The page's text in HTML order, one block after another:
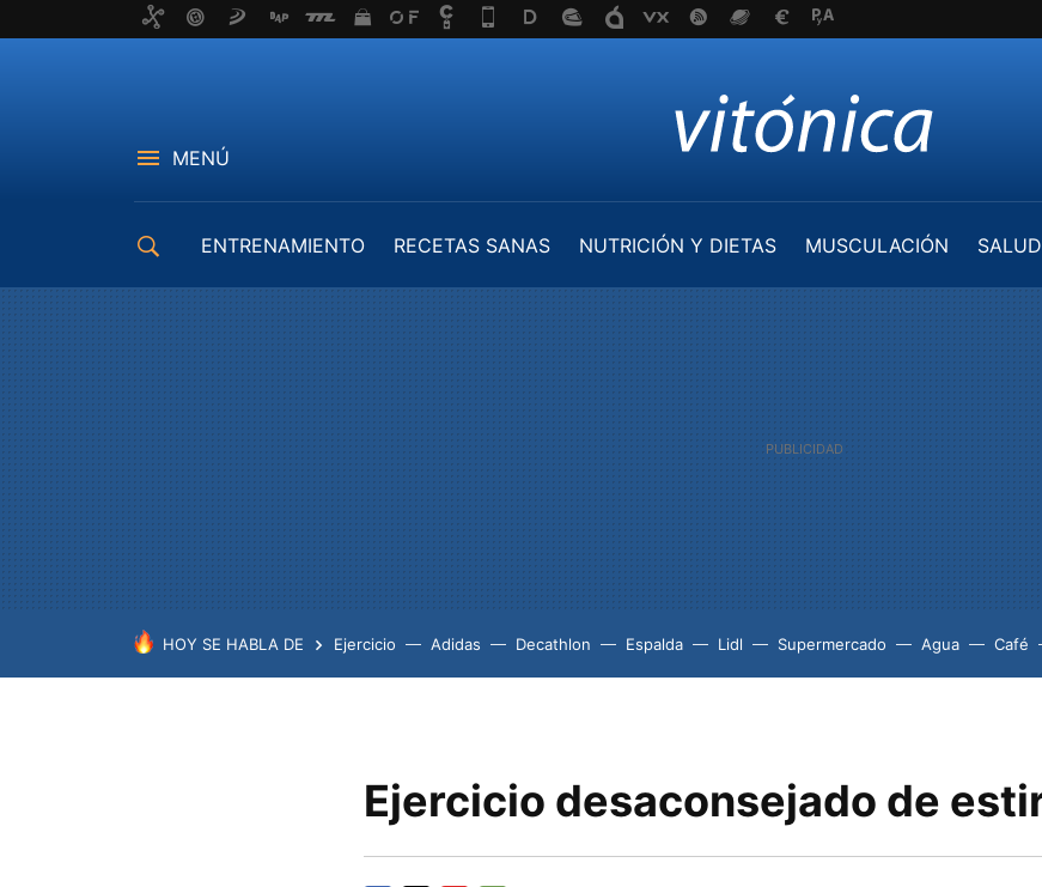
MENÚ
ENTRENAMIENTO RECETAS SANAS NUTRICIÓN Y DIETAS MUSCULACIÓN
HOY SE HABLA DE Ejercicio Adidas Decathlon Espalda Lidl Supermercado Agua Café
Ejercicio desaconsejado de